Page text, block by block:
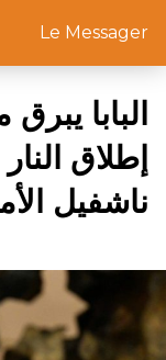
Le Messager
البابا
إطلاق
ناشفيل